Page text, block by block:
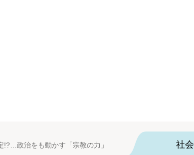
政治をも動かす「宗教の力」 社会